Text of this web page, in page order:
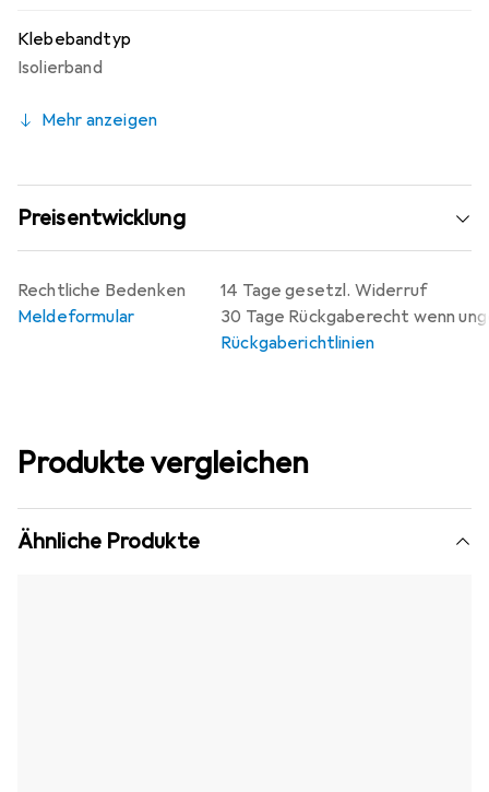
Klebebandtyp
Isolierband
Mehr anzeigen
Preisentwicklung
14 Tage gesetzl. Widerruf
30 Tage Rückgaberecht wenn
Rückgaberichtlinien
Rechtliche Bedenken
Meldeformular
Produkte vergleichen
Ähnliche Produkte